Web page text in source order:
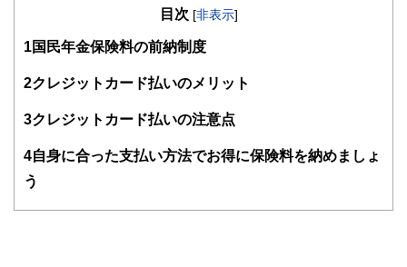
知識がない方でも理解できるようわかりやすく発信していま
得者を中心に「お金や暮らし」に関する書籍・雑誌の編集経
験者で構成され、企画立案から記事掲載まですべての工程に
護士、税理士、宅地建物取引士、相続診断士、住宅ローンア
目次 [非表示]
1 国民年金保険料の前納制度
2クレジットカード払いのメリット
3クレジットカード払いの注意点
4自身に合った支払い方法でお得に保険料を納めましょ
う